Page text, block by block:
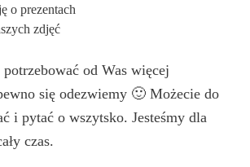
o prezentach
zdjęć
od Was więcej
się odezwiemy 🙂 Możecie do
i pytać o wszytsko. Jesteśmy dla
czas.